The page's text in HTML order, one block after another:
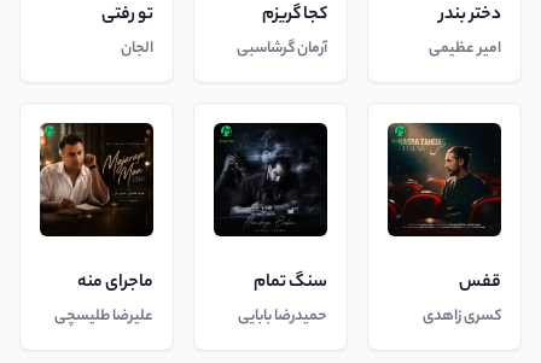
دختر بندر
امیر عظیمی
کجا گریزم
آرمان گرشاسبی
تو رفتی
الجان
قفس
کسری زاهدی
سنگ تمام
حمیدرضا بابایی
ماجرای منه
علیرضا طلیسچی